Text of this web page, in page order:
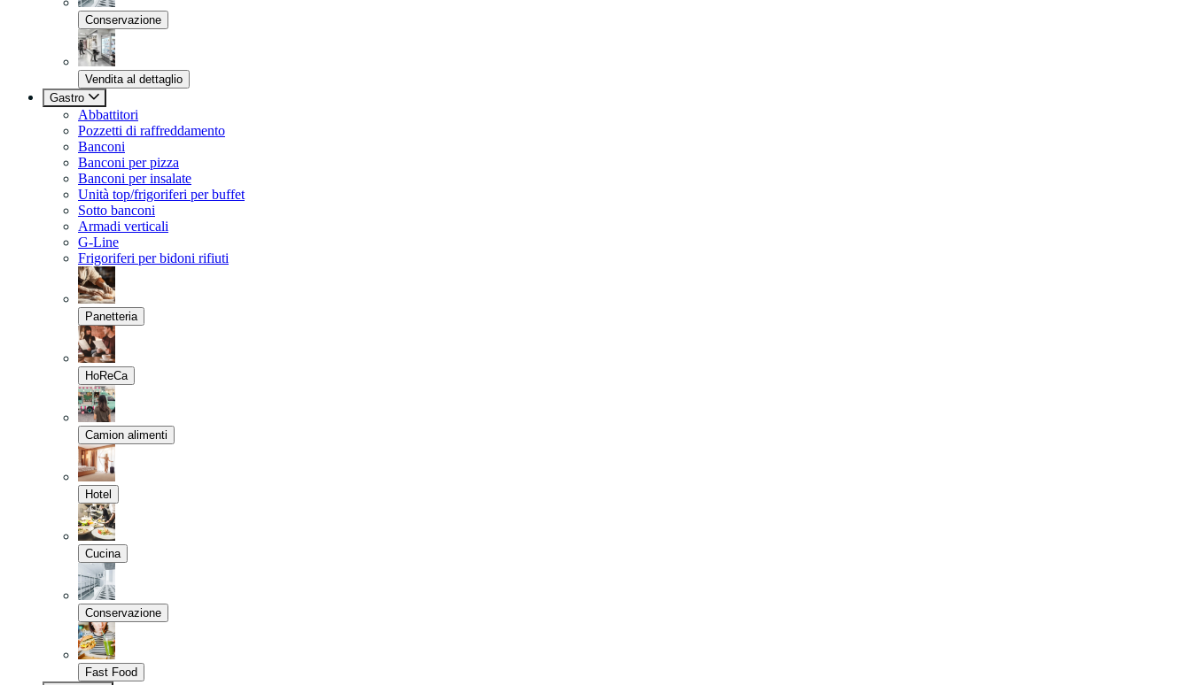
Conservazione
Vendita al dettaglio
Gastro
Abbattitori
Pozzetti di raffreddamento
Banconi
Banconi per pizza
Banconi per insalate
Unità top/frigoriferi per buffet
Sotto banconi
Armadi verticali
G-Line
Frigoriferi per bidoni rifiuti
Panetteria
HoReCa
Camion alimenti
Hotel
Cucina
Conservazione
Fast Food